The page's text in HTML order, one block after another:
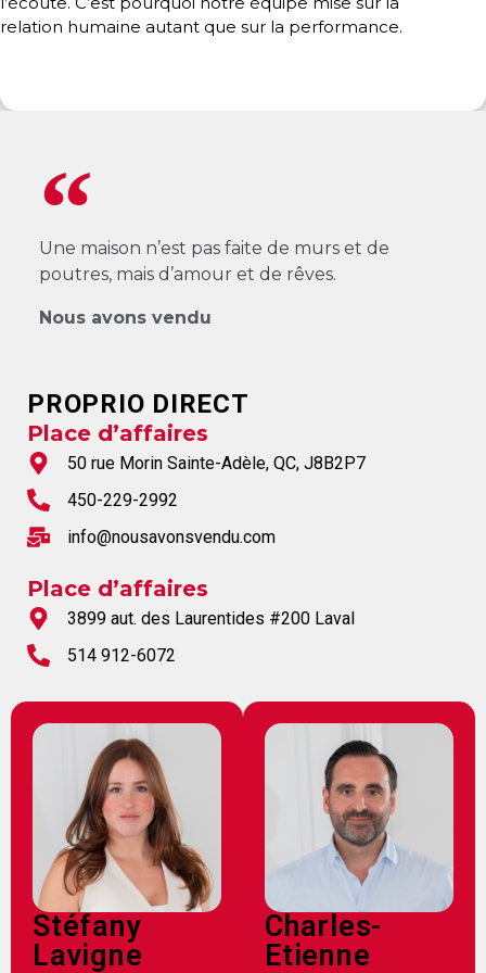
protégé!
chemin
vers
tranquillité
d’esprit
vendre
juste
prix
Les
documents
avoir
en
main
Pour
vendre
rapidement,
impression!
Activi-
Programme
Visibili-
relation humaine autant que sur la performance.
Une maison n’est pas faite de murs et de
poutres, mais d’amour et de rêves.
Nous avons vendu
PROPRIO DIRECT
Place d’affaires
50 rue Morin Sainte-Adèle, QC, J8B2P7
450-229-2992
info@nousavonsvendu.com
Place d’affaires
3899 aut. des Laurentides #200 Laval
514 912-6072
Stéfany
Lavigne
Charles-
Etienne